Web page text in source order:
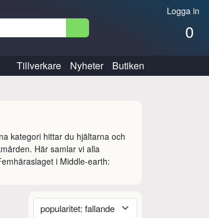
Logga in
0
Tillverkare Nyheter Butiken
kategori hittar du hjältarna och
Här samlar vi alla
i Middle-earth: